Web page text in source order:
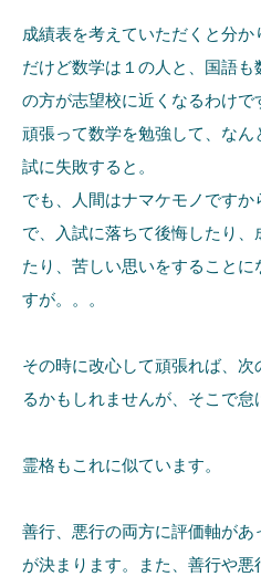
成績表を考えていただくと分
だけど数学は１の人と、国語
の方が志望校に近くなるわけで
頑張って数学を勉強して、なん
試に失敗すると。
でも、人間はナマケモノですか
で、入試に落ちて後悔したり
たり、苦しい思いをすること
すが。。。
その時に改心して頑張れば、
るかもしれませんが、そこで怠
霊格もこれに似ています。
善行、悪行の両方に評価軸が
が決まります。また、善行や